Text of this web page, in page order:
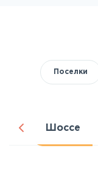
Поселки
Шоссе